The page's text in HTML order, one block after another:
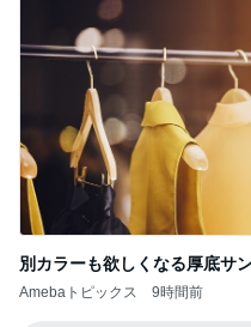
別カラーも欲しくなる厚底サ
Amebaトピックス 9時間前